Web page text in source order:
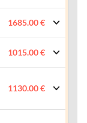
1685.00 €
1015.00 €
1130.00 €